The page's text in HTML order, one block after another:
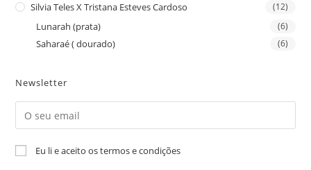
Silvia Teles X Tristana Esteves Cardoso (12)
Lunarah (prata) (6)
Saharaé ( dourado) (6)
Newsletter
Eu li e aceito os termos e condições